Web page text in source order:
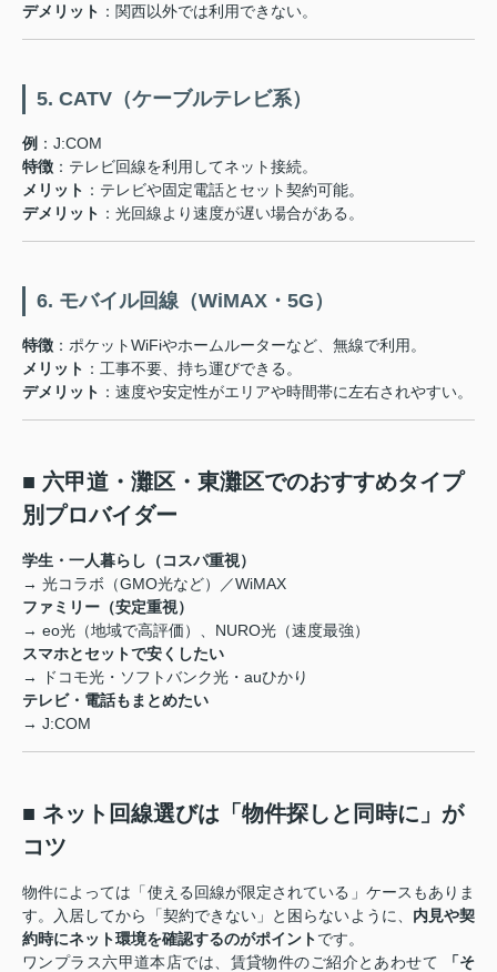
デメリット ：関西以外では利用できない。
5. CATV（ケーブルテレビ系）
例 ：J:COM
特徴 ：テレビ回線を利用してネット接続。
メリット ：テレビや固定電話とセット契約可能。
デメリット ：光回線より速度が遅い場合がある。
6. モバイル回線（WiMAX・5G）
特徴 ：ポケットWiFiやホームルーターなど、無線で利用。
メリット ：工事不要、持ち運びできる。
デメリット ：速度や安定性がエリアや時間帯に左右されやすい。
■ 六甲道・灘区・東灘区でのおすすめタイプ
別プロバイダー
学生・一人暮らし（コスパ重視）
→ 光コラボ（GMO光など）／WiMAX
ファミリー（安定重視）
→ eo光（地域で高評価）、NURO光（速度最強）
スマホとセットで安くしたい
→ ドコモ光・ソフトバンク光・auひかり
テレビ・電話もまとめたい
→ J:COM
■ ネット回線選びは「物件探しと同時に」が
コツ
物件によっては「使える回線が限定されている」ケースもありま
す。入居してから「契約できない」と困らないように、 内見や契
約時にネット環境を確認するのがポイントです。
ワンプラス六甲道本店では、賃貸物件のご紹介とあわせて
「そ